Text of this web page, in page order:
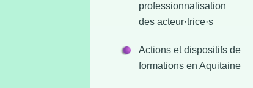
professionnalisation
des acteur·trice·s
Actions et dispositifs de
formations en Aquitaine